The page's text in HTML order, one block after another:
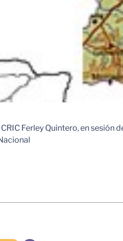
Ferley Quintero, en sesión